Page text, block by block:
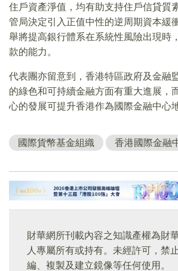
住戶資產淨值，均有助支持住戶信貸質
管局決定引入正值中性的逆周期資本緩
舉將提高銀行體系在系統性風險出現時
款的能力。
代表團亦留意到，香港特區政府及金融
的綠色和可持續金融方面有重大進展，
心的發展可提升香港作為國際金融中心
國際貨幣基金組織 香港國際金融
財華網所刊載內容之知識產權為財
人專屬所有或持有。未經許可，禁
編、複製及建立鏡像等任何使用。